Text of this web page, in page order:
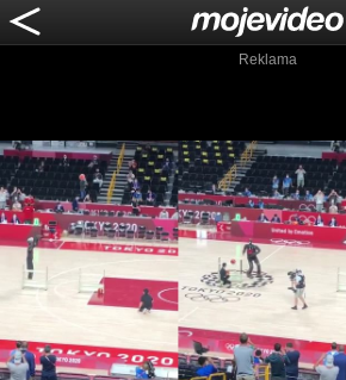
Reklama